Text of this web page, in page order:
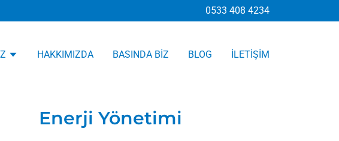
0533 408 4234
HAKKIMIZDA BASINDA BİZ BLOG İLETİŞİM
Enerji Yönetimi